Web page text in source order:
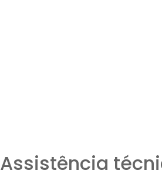
Assistência